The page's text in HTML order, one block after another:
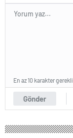
Gönder
En az 10 karakter gerekli